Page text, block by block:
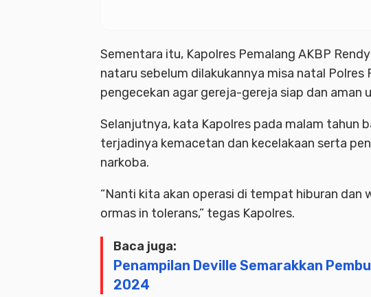
Sementara itu, Kapolres Pemalang AKBP
nataru sebelum dilakukannya misa natal Polres
pengecekan agar gereja-gereja siap dan aman
Selanjutnya, kata Kapolres pada malam tahun
terjadinya kemacetan dan kecelakaan serta
narkoba.
“Nanti kita akan operasi di tempat hiburan dan
ormas in tolerans,” tegas Kapolres.
Baca juga:
Penampilan Deville Semarakkan
2024